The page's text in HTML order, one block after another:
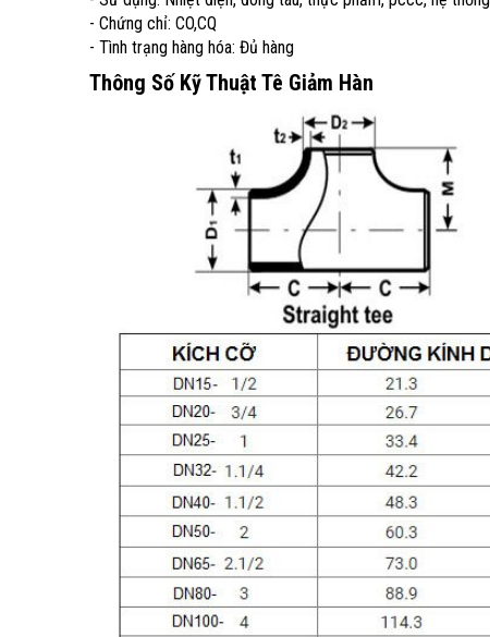
- Chứng chỉ: CO,CQ
- Tình trạng hàng hóa: Đủ hàng
Thông Số Kỹ Thuật Tê Giảm Hàn